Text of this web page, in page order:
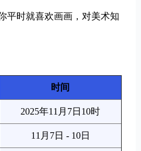
平时就喜欢画画，对美术知
时间
2025年11月7日10时
11月7日 - 10日